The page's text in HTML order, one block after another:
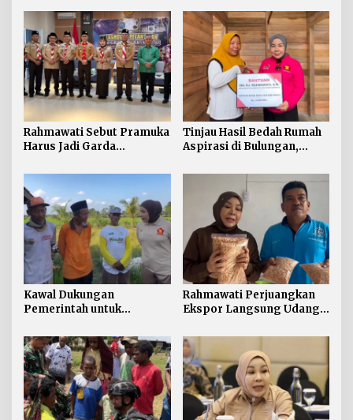
Rahmawati Sebut Pramuka
Harus Jadi Garda
Generasi Perbatasan dari
Narkoba
Tinjau Hasil Bedah Rumah
Aspirasi di Bulungan,
Bantuan Penyelesaian
Pintu dan Jendela
Kawal Dukungan
Pemerintah untuk
Rahmawati Serap Aspirasi
Petani di Desa Gunung
Putih
Rahmawati Perjuangkan
Ekspor Langsung Udang